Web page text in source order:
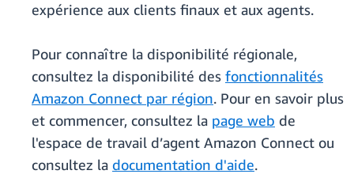
expérience aux clients finaux et aux agents.
Pour connaître la disponibilité régionale,
consultez la disponibilité des fonctionnalités
Amazon Connect par région. Pour en savoir plus
et commencer, consultez la page web de
l'espace de travail d’agent Amazon Connect ou
consultez la documentation d'aide.